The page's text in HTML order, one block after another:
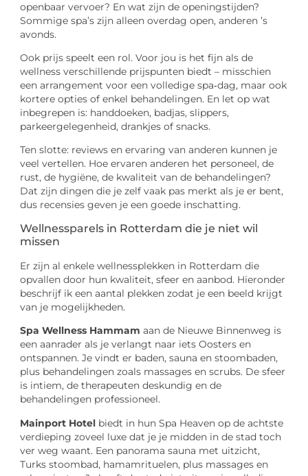
openbaar vervoer? En wat zijn de openingstijden?
Sommige spa’s zijn alleen overdag open, anderen ’s
avonds.
Ook prijs speelt een rol. Voor jou is het fijn als de
wellness verschillende prijspunten biedt – misschien
een arrangement voor een volledige spa‑dag, maar ook
kortere opties of enkel behandelingen. En let op wat
inbegrepen is: handdoeken, badjas, slippers,
parkeergelegenheid, drankjes of snacks.
Ten slotte: reviews en ervaring van anderen kunnen je
veel vertellen. Hoe ervaren anderen het personeel, de
rust, de hygiëne, de kwaliteit van de behandelingen?
Dat zijn dingen die je zelf vaak pas merkt als je er bent,
dus recensies geven je een goede inschatting.
Wellnessparels in Rotterdam die je niet wil
missen
Er zijn al enkele wellnessplekken in Rotterdam die
opvallen door hun kwaliteit, sfeer en aanbod. Hieronder
beschrijf ik een aantal plekken zodat je een beeld krijgt
van je mogelijkheden.
Spa Wellness Hammam aan de Nieuwe Binnenweg is
een aanrader als je verlangt naar iets Oosters en
ontspannen. Je vindt er baden, sauna en stoombaden,
plus behandelingen zoals massages en scrubs. De sfeer
is intiem, de therapeuten deskundig en de
behandelingen professioneel.
Mainport Hotel biedt in hun Spa Heaven op de achtste
verdieping zoveel luxe dat je je midden in de stad toch
ver weg waant. Een panorama sauna met uitzicht,
Turks stoombad, hamamrituelen, plus massages en